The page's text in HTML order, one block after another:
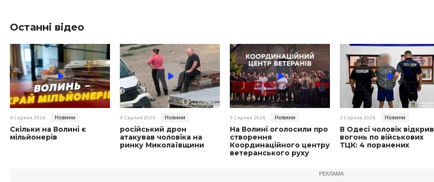
Останні відео
6 Серпня 2026 Новини
Скільки на Волині є
мільйонерів
4 Серпня 2026 Новини
російський дрон
атакував чоловіка на
ринку Миколаївщини
3 Серпня 2026 Новини
На Волині оголосили про
створення
Координаційного центру
ветеранського руху
3 Серпня 2026 Новини
В Одесі чоловік відкрив
вогонь по військових
ТЦК: 4 поранених
РЕКЛАМА